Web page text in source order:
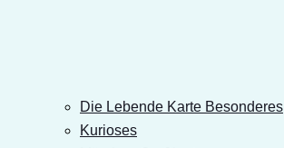
Die Lebende Karte Besonderes
Kurioses